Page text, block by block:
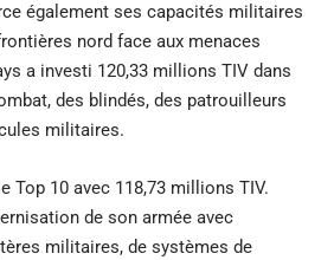
également ses capacités militaires
nord face aux menaces
a investi 120,33 millions TIV dans
des blindés, des patrouilleurs
militaires.
Top 10 avec 118,73 millions TIV.
de son armée avec
militaires, de systèmes de